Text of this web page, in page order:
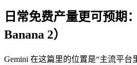
日常免费产量更可预期
Banana 2）
Gemini 在这篇里的位置是“主流平台